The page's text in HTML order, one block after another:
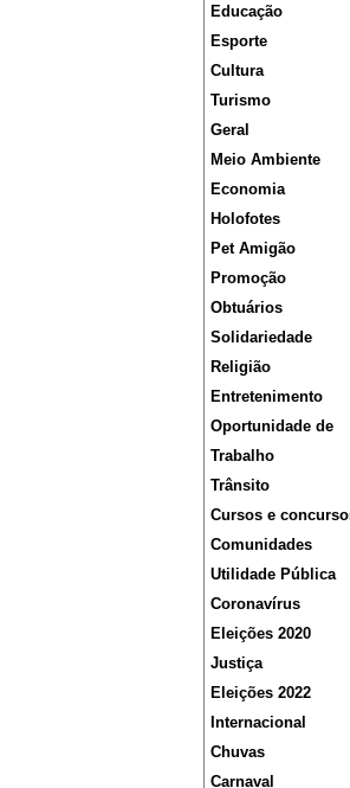
Educação
Esporte
Cultura
Turismo
Geral
Meio Ambiente
Economia
Holofotes
Pet Amigão
Promoção
Obtuários
Solidariedade
Religião
Entretenimento
Oportunidade de
Trabalho
Trânsito
Cursos e
Comunidades
Utilidade Pública
Coronavírus
Eleições 2020
Justiça
Eleições 2022
Internacional
Chuvas
Carnaval